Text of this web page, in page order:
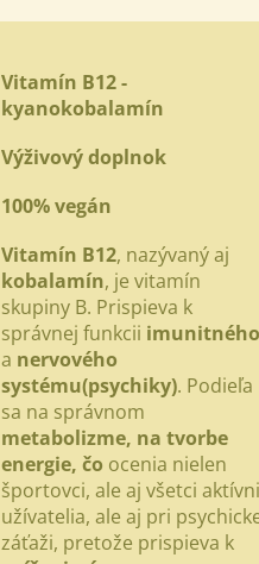
Vitamín B12 -
kyanokobalamín
Výživový doplnok
100% vegán
Vitamín B12, nazývaný aj
kobalamín, je vitamín
skupiny B. Prispieva k
správnej funkcii imunitného
a nervového
systému(psychiky). Podieľa
sa na správnom
metabolizme, na tvorbe
energie, čo ocenia nielen
športovci, ale aj všetci aktívni
užívatelia, ale aj pri
záťaži, pretože prispieva k